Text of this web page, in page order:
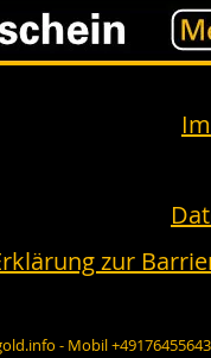
zur
- Mobil